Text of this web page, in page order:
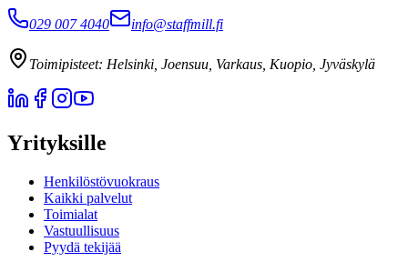
029 007 4040 info@staffmill.fi
Toimipisteet: Helsinki, Joensuu, Varkaus, Kuopio, Jyväskylä
Yrityksille
Henkilöstövuokraus
Kaikki palvelut
Toimialat
Vastuullisuus
Pyydä tekijää